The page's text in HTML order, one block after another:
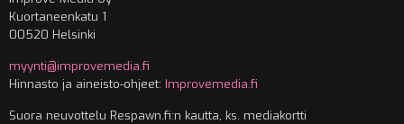
Kuortaneenkatu 1
00520 Helsinki
myynti@improvemedia.fi
Hinnasto ja aineisto-ohjeet: Improvemedia.fi
Suora neuvottelu Respawn.fi:n kautta, ks. mediakortti